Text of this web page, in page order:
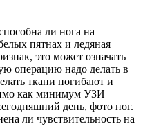
ли нога на
пятнах и ледяная
это может означать
операцию надо делать в
ткани погибают и
как минимум УЗИ
день, фото ног.
ли чувствительность на